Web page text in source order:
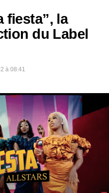
vous danser » single
clip de Booba.
fiesta”, la
du Label
à 08:41